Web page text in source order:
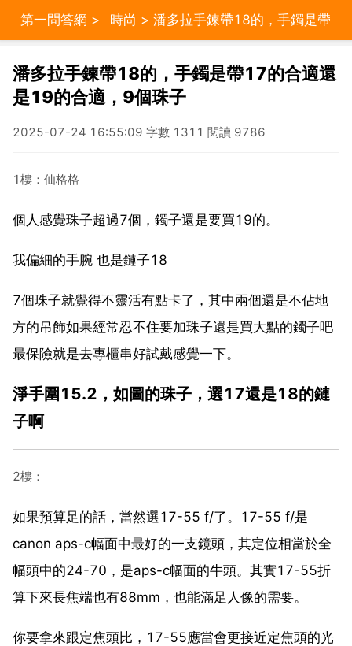
第一問答網 > 時尚 > 潘多拉手鍊帶18的，手鐲是帶
17的合適還是19的合適，9個珠子
潘多拉手鍊帶18的，手鐲是帶17的合適還
是19的合適，9個珠子
2025-07-24 16:55:09 字數 1311 閱讀 9786
1樓：仙格格
個人感覺珠子超過7個，鐲子還是要買19的。
我偏細的手腕 也是鏈子18
7個珠子就覺得不靈活有點卡了，其中兩個還是不佔地
方的吊飾如果經常忍不住要加珠子還是買大點的鐲子吧
最保險就是去專櫃串好試戴感覺一下。
淨手圍15.2，如圖的珠子，選17還是18的鏈
子啊
2樓：
如果預算足的話，當然選17-55 f/了。17-55 f/是
canon aps-c幅面中最好的一支鏡頭，其定位相當於全
幅頭中的24-70，是aps-c幅面的牛頭。其實17-55折
算下來長焦端也有88mm，也能滿足人像的需要。
你要拿來跟定焦頭比，17-55應當會更接近定焦頭的光